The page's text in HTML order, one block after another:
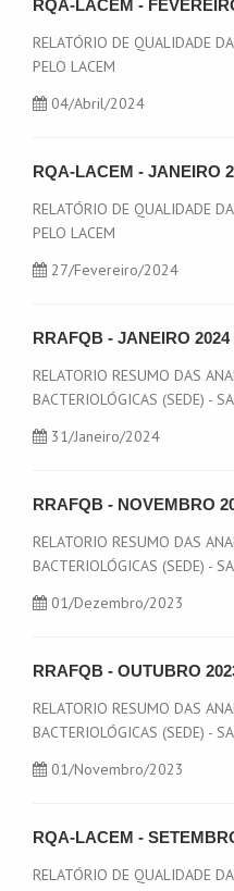
RQA-LACEM -
RELATÓRIO DE QUALIDADE
PELO LACEM
04/Abril/2024
RQA-LACEM - JANEIRO
RELATÓRIO DE QUALIDADE
PELO LACEM
27/Fevereiro/2024
RRAFQB - JANEIRO 2024
RELATORIO RESUMO DAS
BACTERIOLÓGICAS (SEDE) -
31/Janeiro/2024
RRAFQB - NOVEMBRO
RELATORIO RESUMO DAS
BACTERIOLÓGICAS (SEDE) -
01/Dezembro/2023
RRAFQB - OUTUBRO
RELATORIO RESUMO DAS
BACTERIOLÓGICAS (SEDE) -
01/Novembro/2023
RQA-LACEM -
RELATÓRIO DE QUALIDADE